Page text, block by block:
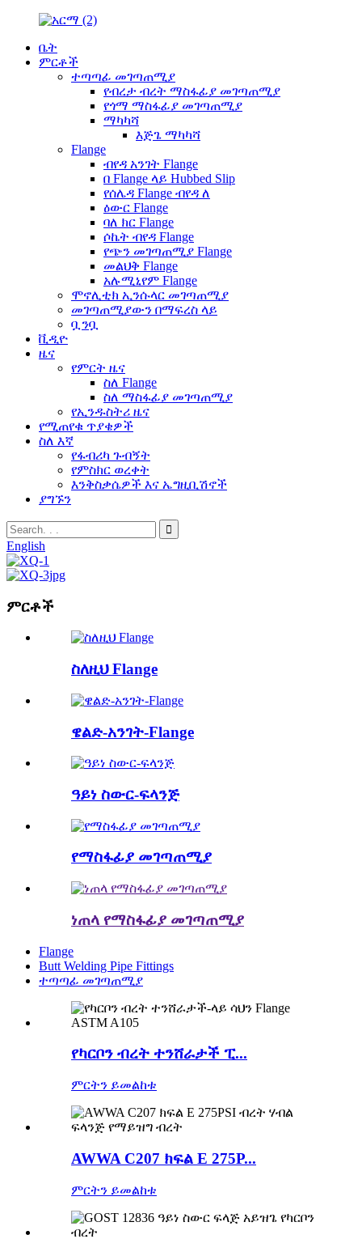
ቤት
ምርቶች
ተጣጣፊ መገጣጠሚያ
የብረታ ብረት ማስፋፊያ መገጣጠሚያ
የጎማ ማስፋፊያ መገጣጠሚያ
ማካካሻ
እጅጌ ማካካሻ
Flange
ብየዳ አንገት Flange
በ Flange ላይ Hubbed Slip
የሰሌዳ Flange ብየዳ ለ
ዕውር Flange
ባለ ክር Flange
ሶኬት ብየዳ Flange
የጭን መገጣጠሚያ Flange
መልህቅ Flange
አሉሚኒየም Flange
ሞኖሊቲክ ኢንሱላር መገጣጠሚያ
መገጣጠሚያውን በማፍረስ ላይ
ቧንቧ
ቪዲዮ
ዜና
የምርት ዜና
ስለ Flange
ስለ ማስፋፊያ መገጣጠሚያ
የኢንዱስትሪ ዜና
የሚጠየቁ ጥያቄዎች
ስለ እኛ
የፋብሪካ ጉብኝት
የምስክር ወረቀት
እንቅስቃሴዎች እና ኤግዚቢሽኖች
ያግኙን
English
ምርቶች
ስለዚህ Flange
ዌልድ-አንገት-Flange
ዓይነ ስውር-ፍላንጅ
የማስፋፊያ መገጣጠሚያ
ነጠላ የማስፋፊያ መገጣጠሚያ
Flange
Butt Welding Pipe Fittings
ተጣጣፊ መገጣጠሚያ
የካርቦን ብረት ተንሸራታች ፒ...
ምርትን ይመልከቱ
AWWA C207 ክፍል E 275P...
ምርትን ይመልከቱ